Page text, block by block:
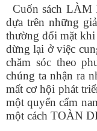
Cuốn sách
dựa trên những
thường đối mặt
dừng lại ở việc
chăm sóc theo
chúng ta nhận ra
mất cơ hội phát
một quyển cẩm
một cách TOÀN